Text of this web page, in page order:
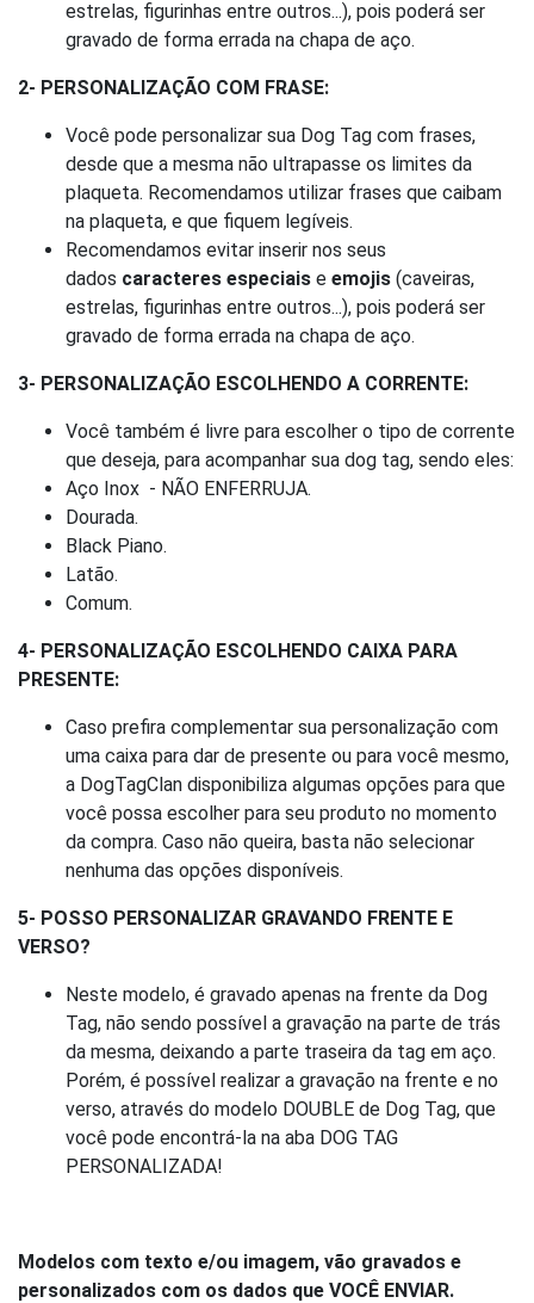
estrelas, figurinhas entre outros...), pois poderá ser
gravado de forma errada na chapa de aço.
2- PERSONALIZAÇÃO COM FRASE:
Você pode personalizar sua Dog Tag com frases,
desde que a mesma não ultrapasse os limites da
plaqueta. Recomendamos utilizar frases que caibam
na plaqueta, e que fiquem legíveis.
Recomendamos evitar inserir nos seus
dados caracteres especiais e emojis (caveiras,
estrelas, figurinhas entre outros...), pois poderá ser
gravado de forma errada na chapa de aço.
3- PERSONALIZAÇÃO ESCOLHENDO A CORRENTE:
Você também é livre para escolher o tipo de corrente
que deseja, para acompanhar sua dog tag, sendo eles:
Aço Inox - NÃO ENFERRUJA.
Dourada.
Black Piano.
Latão.
Comum.
4- PERSONALIZAÇÃO ESCOLHENDO CAIXA PARA
PRESENTE:
Caso prefira complementar sua personalização com
uma caixa para dar de presente ou para você mesmo,
a DogTagClan disponibiliza algumas opções para que
você possa escolher para seu produto no momento
da compra. Caso não queira, basta não selecionar
nenhuma das opções disponíveis.
5- POSSO PERSONALIZAR GRAVANDO FRENTE E
VERSO?
Neste modelo, é gravado apenas na frente da Dog
Tag, não sendo possível a gravação na parte de trás
da mesma, deixando a parte traseira da tag em aço.
Porém, é possível realizar a gravação na frente e no
verso, através do modelo DOUBLE de Dog Tag, que
você pode encontrá-la na aba DOG TAG
PERSONALIZADA!
Modelos com texto e/ou imagem, vão gravados e
personalizados com os dados que VOCÊ ENVIAR.